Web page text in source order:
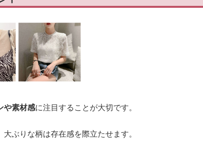
や素材感に注目することが大切です。
ぶりな柄は存在感を際立たせます。